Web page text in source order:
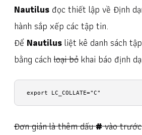
Nautilusđọc thiết lập về Định
hành sắp xếp các tập tin.
Để Nautilusliệt kê danh sách
bằng cáchloại bỏkhai báo định
export LC_COLLATE="C"
Đơn giản là thêm dấu#vào trước